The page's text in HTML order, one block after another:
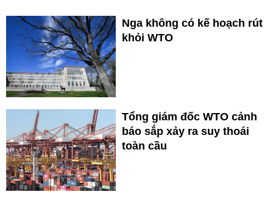
Nga không có kế hoạch rút
khỏi WTO
Tổng giám đốc WTO cảnh
báo sắp xảy ra suy thoái
toàn cầu